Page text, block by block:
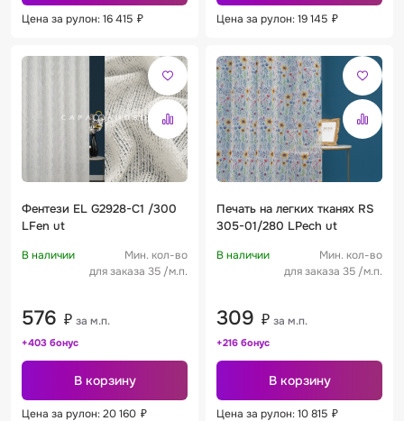
Цена за рулон: 16 415 ₽ Цена за рулон: 19 145 ₽
Фентези EL G2928-C1 /300
LFen ut
В наличии
Мин. кол-во
для заказа 35 /м.п.
576 ₽ за м.п.
+403 бонус
В корзину
Цена за рулон: 20 160 ₽
Печать на легких тканях RS
305-01/280 LPech ut
В наличии
Мин. кол-во
для заказа 35 /м.п.
309 ₽ за м.п.
+216 бонус
В корзину
Цена за рулон: 10 815 ₽